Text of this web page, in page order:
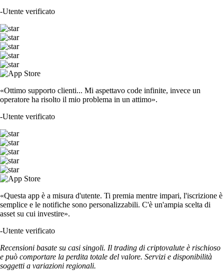
-Utente verificato
«Ottimo supporto clienti... Mi aspettavo code infinite, invece un
operatore ha risolto il mio problema in un attimo».
-Utente verificato
«Questa app è a misura d'utente. Ti premia mentre impari, l'iscrizione è
semplice e le notifiche sono personalizzabili. C'è un'ampia scelta di
asset su cui investire».
-Utente verificato
Recensioni basate su casi singoli. Il trading di criptovalute è rischioso
e può comportare la perdita totale del valore. Servizi e disponibilità
soggetti a variazioni regionali.